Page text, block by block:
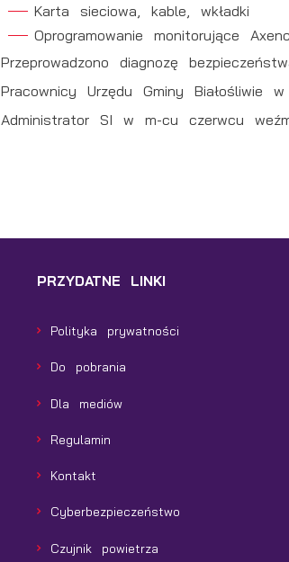
Karta sieciowa, kable, wkładki
Oprogramowanie monitorujące
Przeprowadzono diagnozę
Pracownicy Urzędu Gminy Białośliwie
Administrator SI w m-cu czerwcu
PRZYDATNE LINKI
Polityka prywatności
Do pobrania
Dla mediów
Regulamin
Kontakt
Cyberbezpieczeństwo
Czujnik powietrza